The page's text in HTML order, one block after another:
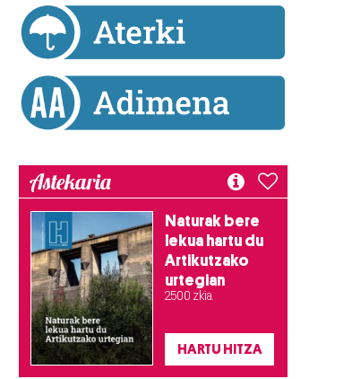
Astekaria
Naturak bere
lekua hartu du
Artikutzako
urtegian
2.500 zkia.
HARTU HITZA